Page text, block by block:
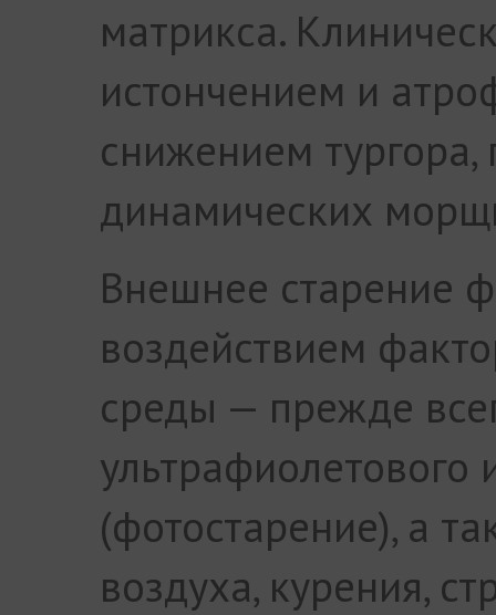
матрикса.
истончением и
снижением
динамических
Внешнее старение
воздействием
среды — прежде
ультрафиолетового
(фотостарение), а
воздуха, курения,